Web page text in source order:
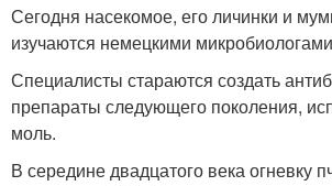
Сегодня насекомое, его личинки и
изучаются немецкими
Специалисты стараются создать
препараты следующего поколения,
моль.
В середине двадцатого века огневку